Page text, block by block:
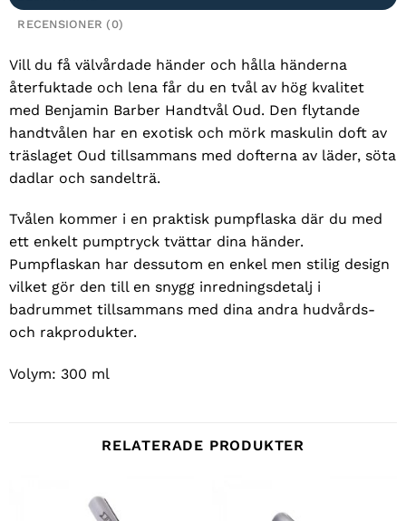
RECENSIONER (0)
Vill du få välvårdade händer och hålla händerna
återfuktade och lena får du en tvål av hög kvalitet
med Benjamin Barber Handtvål Oud. Den flytande
handtvålen har en exotisk och mörk maskulin doft av
träslaget Oud tillsammans med dofterna av läder, söta
dadlar och sandelträ.
Tvålen kommer i en praktisk pumpflaska där du med
ett enkelt pumptryck tvättar dina händer.
Pumpflaskan har dessutom en enkel men stilig design
vilket gör den till en snygg inredningsdetalj i
badrummet tillsammans med dina andra hudvårds-
och rakprodukter.
Volym: 300 ml
RELATERADE PRODUKTER